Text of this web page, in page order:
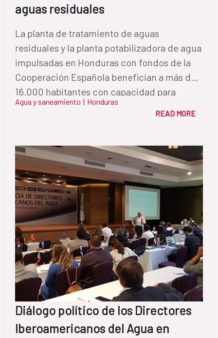
aguas residuales
La planta de tratamiento de aguas
residuales y la planta potabilizadora de agua
impulsadas en Honduras con fondos de la
Cooperación Española benefician a más de
16.000 habitantes con capacidad para
ampliar el alcance a 80.000 personas.
Agua y saneamiento | Honduras
READ MORE
Diálogo político de los Directores
Iberoamericanos del Agua en